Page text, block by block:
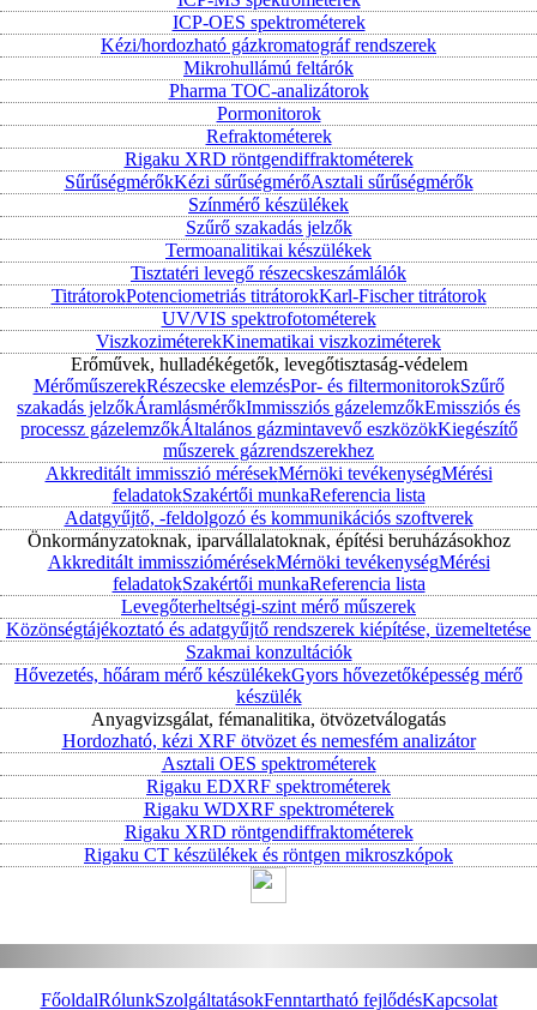
ICP-OES spektrométerek
Kézi/hordozható gázkromatográf rendszerek
Mikrohullámú feltárók
Pharma TOC-analizátorok
Pormonitorok
Refraktométerek
Rigaku XRD röntgendiffraktométerek
SűrűségmérőkKézi sűrűségmérőAsztali sűrűségmérők
Színmérő készülékek
Szűrő szakadás jelzők
Termoanalitikai készülékek
Tisztatéri levegő részecskeszámlálók
TitrátorokPotenciometriás titrátorokKarl-Fischer titrátorok
UV/VIS spektrofotométerek
ViszkoziméterekKinematikai viszkoziméterek
Erőművek, hulladékégetők, levegőtisztaság-védelem
MérőműszerekRészecske elemzésPor- és filtermonitorokSzűrő
szakadás jelzőkÁramlásmérőkImmissziós gázelemzőkEmissziós és
processz gázelemzőkÁltalános gázmintavevő eszközökKiegészítő
műszerek gázrendszerekhez
Akkreditált immisszió mérésekMérnöki tevékenységMérési
feladatokSzakértői munkaReferencia lista
Adatgyűjtő, -feldolgozó és kommunikációs szoftverek
Önkormányzatoknak, iparvállalatoknak, építési beruházásokhoz
Akkreditált immissziómérésekMérnöki tevékenységMérési
feladatokSzakértői munkaReferencia lista
Levegőterheltségi-szint mérő műszerek
Közönségtájékoztató és adatgyűjtő rendszerek kiépítése, üzemeltetése
Szakmai konzultációk
Hővezetés, hőáram mérő készülékekGyors hővezetőképesség mérő
készülék
Anyagvizsgálat, fémanalitika, ötvözetválogatás
Hordozható, kézi XRF ötvözet és nemesfém analizátor
Asztali OES spektrométerek
Rigaku EDXRF spektrométerek
Rigaku WDXRF spektrométerek
Rigaku XRD röntgendiffraktométerek
Rigaku CT készülékek és röntgen mikroszkópok
FőoldalRólunkSzolgáltatásokFenntartható fejlődésKapcsolat